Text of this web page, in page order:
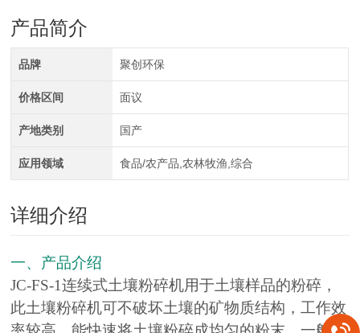
产品简介
品牌 聚创环保
价格区间 面议
产地类别 国产
应用领域 食品/农产品,农林牧渔,综合
详细介绍
一、产品介绍
JC-FS-1连续式土壤粉碎机用于土壤样品的粉碎，
此土壤粉碎机可不破坏土壤的矿物质结构，工作效